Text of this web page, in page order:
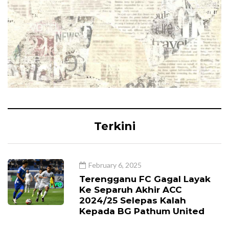
Terkini
February 6, 2025
Terengganu FC Gagal Layak
Ke Separuh Akhir ACC
2024/25 Selepas Kalah
Kepada BG Pathum United